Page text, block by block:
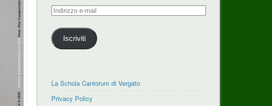
Indirizzo
mail
Iscriviti
La Schola Cantorum di Vergato
Privacy Policy